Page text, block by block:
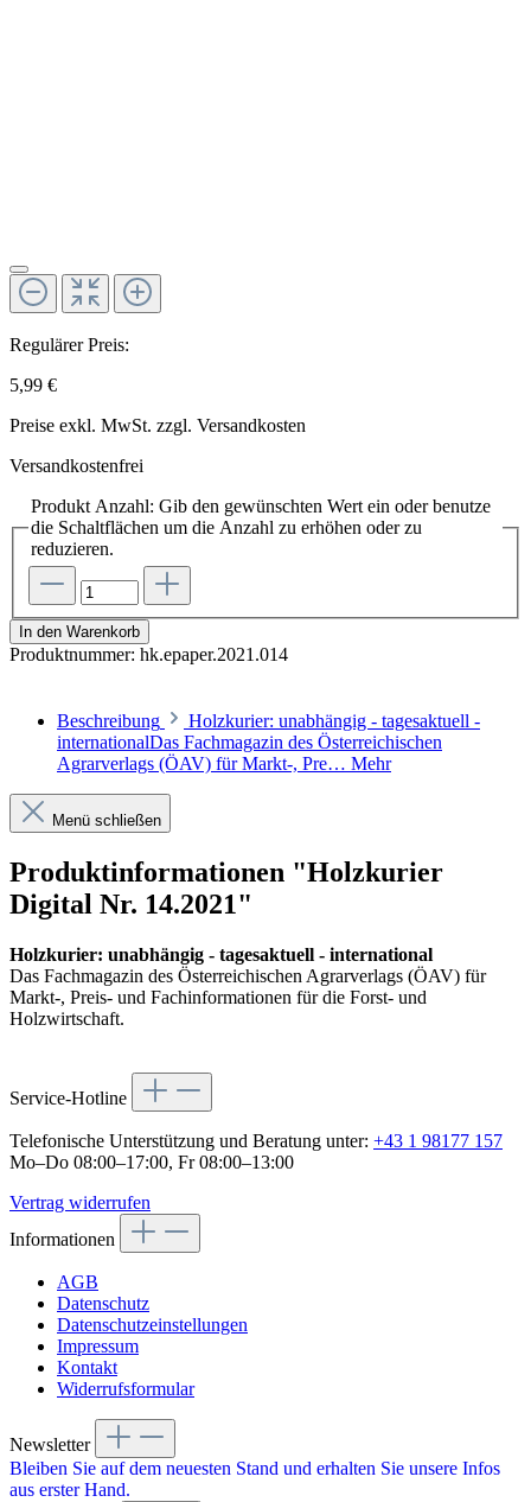
Regulärer Preis:
5,99 €
Preise exkl. MwSt. zzgl. Versandkosten
Versandkostenfrei
Produkt Anzahl: Gib den gewünschten Wert ein oder benutze
die Schaltflächen um die Anzahl zu erhöhen oder zu
reduzieren.
In den Warenkorb
Produktnummer: hk.epaper.2021.014
Beschreibung
Holzkurier: unabhängig - tagesaktuell -
internationalDas Fachmagazin des Österreichischen
Agrarverlags (ÖAV) für Markt-, Pre… Mehr
Menü schließen
Produktinformationen "Holzkurier
Digital Nr. 14.2021"
Holzkurier: unabhängig - tagesaktuell - international
Das Fachmagazin des Österreichischen Agrarverlags (ÖAV) für
Markt-, Preis- und Fachinformationen für die Forst- und
Holzwirtschaft.
Service-Hotline
Telefonische Unterstützung und Beratung unter: +43 1 98177 157
Mo–Do 08:00–17:00, Fr 08:00–13:00
Vertrag widerrufen
Informationen
AGB
Datenschutz
Datenschutzeinstellungen
Impressum
Kontakt
Widerrufsformular
Newsletter
Bleiben Sie auf dem neuesten Stand und erhalten Sie unsere Infos
aus erster Hand.